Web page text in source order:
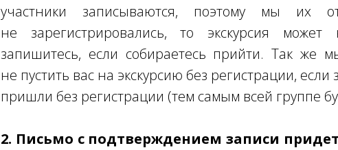
участники записываются, поэтому мы их
не зарегистрировались, то экскурсия может
запишитесь, если собираетесь прийти. Так же
не пустить вас на экскурсию без регистрации,
пришли без регистрации (тем самым всей группе
2. Письмо с подтверждением записи